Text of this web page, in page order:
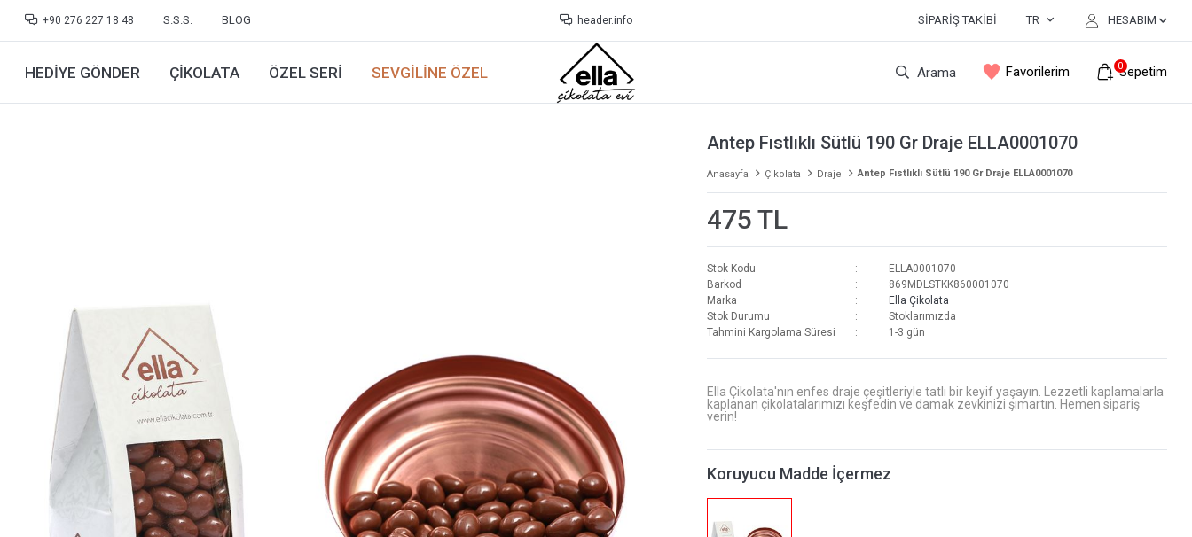
+90 276 227 18 48 S.S.S. BLOG header.info SIPARIŞ TAKIBI TR HESABIM
HEDIYE GÖNDER ÇIKOLATA ÖZEL SERI SEVGILINE ÖZEL Arama Favorilerim Sepetim
0
Antep Fıstlıklı Sütlü 190 Gr Draje ELLA0001070
Anasayfa Çikolata Draje Antep Fıstlıklı Sütlü 190 Gr Draje ELLA0001070
475 TL
Stok Kodu
ELLA0001070
Barkod
869MDLSTKK860001070
Marka
Ella Çikolata
Stok Durumu
Stoklarımızda
Tahmini Kargolama Süresi
1-3 gün
Ella Çikolata'nın enfes draje çeşitleriyle tatlı bir keyif yaşayın. Lezzetli kaplamalarla
kaplanan çikolatalarımızı keşfedin ve damak zevkinizi şımartın. Hemen sipariş
verin!
Koruyucu Madde İçermez